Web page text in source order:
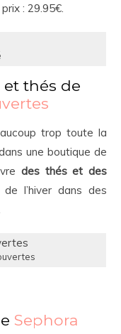
: 29.95€.
thés de
trop toute la
une boutique de
des thés et des
l’hiver dans des
Sephora